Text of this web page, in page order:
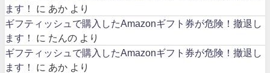
ます！
に あか より
ギフティッシュで購入したAmazonギフト券が危険！撤退し
ます！
に たんの より
ギフティッシュで購入したAmazonギフト券が危険！撤退し
ます！
に あか より